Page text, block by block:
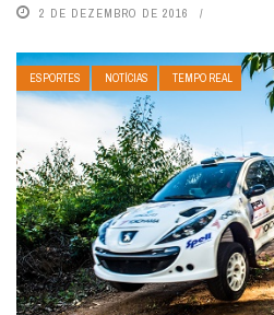
2 DE DEZEMBRO DE 2016
ESPORTES NOTÍCIAS TEMPO REAL